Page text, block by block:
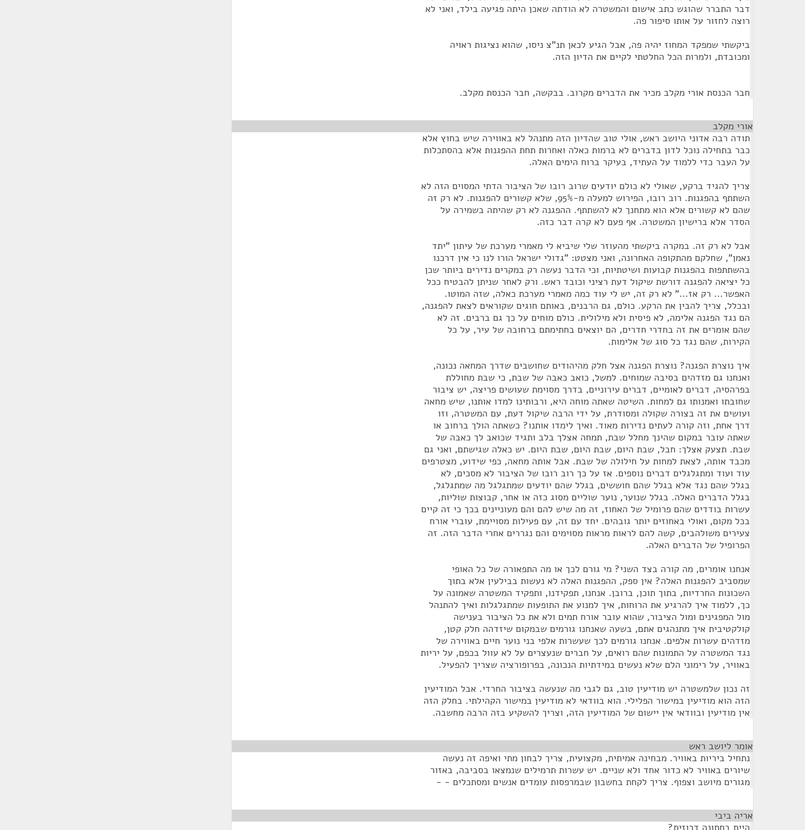
דבר התברר שהוגש כתב אישום והמשטרה לא הודתה שאכן היתה פגיעה בילד, ואני לא
רוצה לחזור על אותו סיפור פה.
ביקשתי שמפקד המחוז יהיה פה, אבל הגיע לכאן תנ"צ ניסו, שהוא נציגות ראויה
ומכובדת, ולמרות הכל החלטתי לקיים את הדיון הזה.
חבר הכנסת אורי מקלב מכיר את הדברים מקרוב. בבקשה, חבר הכנסת מקלב.
אורי מקלב
תודה רבה אדוני היושב ראש, אולי טוב שהדיון הזה מתנהל לא באווירה שיש בחוץ אלא
כבר בתחילה נוכל לדון בדברים לא ברמות כאלה ואחרות תחת ההפגנות אלא בהסתכלות
על העבר כדי ללמוד על העתיד, בעיקר ברוח הימים האלה.
צריך להגיד ברקע, שאולי לא כולם יודעים שרוב רובו של הציבור הדתי המסוים הזה לא
השתתף בהפגנות. רוב רובו, הפירוש למעלה מ-95%, שלא קשורים להפגנות. לא רק זה
שהם לא קשורים אלא הוא מתחנך לא להשתתף. ההפגנה לא רק שהיתה בשמירה על
הסדר אלא ברישיון המשטרה. אף פעם לא קרה דבר כזה.
אבל לא רק זה. במקרה ביקשתי מהעוזר שלי שיביא לי מאמרי מערכת של עיתון "יתד
נאמן", שחלקם מהתקופה האחרונה, ואני מצטט: "גדולי ישראל הורו לנו כי אין דרכנו
בהשתתפות בהפגנות קבועות ושיטתיות, וכי הדבר נעשה רק במקרים נדירים ביותר שכן
כל יציאה להפגנה דורשת שיקול דעת רציני וכובד ראש. ורק לאחר שניתן להבטיח ככל
האפשר... רק אז..." לא רק זה, יש לי עוד כמה מאמרי מערכת כאלה, שזה המוטו.
ובכלל, צריך להבין את הרקע. כולם, גם הרבנים, באותם חוגים שקוראים לצאת להפגנה,
הם נגד הפגנה אלימה, לא פיסית ולא מילולית. כולם מוחים על כך גם ברבים. זה לא
שהם אומרים את זה בחדרי חדרים, הם יוצאים בחתימתם ברחובה של עיר, על כל
הקירות, שהם נגד כל סוג של אלימות.
איך נוצרת הפגנה? נוצרת הפגנה אצל חלק מהיהודים שחושבים שדרך המחאה נכונה,
ואנחנו גם מזדהים בסיבה שמוחים. למשל, כואב כאבה של שבת, כי שבת מחוללת
בפרהסיה, דברים לאומיים, דברים עירוניים, בדרך מסוימת שעושים פריצה, יש ציבור
שחובתו ואמנותו גם למחות. השיטה שאתה מוחה היא, ורבותינו למדו אותנו, שיש מחאה
ועושים את זה בצורה שקולה ומסודרת, על ידי הרבה שיקול דעת, עם המשטרה, וזו
דרך אחת, וזה קורה לעתים נדירות מאוד. ואיך לימדו אותנו? כשאתה הולך ברחוב או
שאתה עובר במקום שהינך מחלל שבת, תמחה אצלך בלב ותגיד שכואב לך כאבה של
שבת. תצעק אצלך: חבל, שבת היום, שבת היום, שבת היום. יש כאלה שגישתם, ואני גם
מכבד אותה, לצאת למחות על חילולה של שבת. אבל אותה מחאה, כפי שידוע, מצטרפים
עוד ועוד ומתגלגלים דברים נוספים. אז על כך רוב רובו של הציבור לא מסכים, לא
בגלל שהם נגד אלא בגלל שהם חוששים, בגלל שהם יודעים שמתגלגל מה שמתגלגל,
בגלל הדברים האלה. בגלל שנוער, נוער שוליים מסוג כזה או אחר, קבוצות שוליות,
עשרות בודדים שהם פרומיל של האחוז, זה מה שיש להם והם מעוניינים בכך כי זה קיים
בכל מקום, ואולי באחוזים יותר גובהים. יחד עם זה, עם פעילות מסויימת, עוברי אורח
צעירים משולהבים, קשה להם לראות מראות מסוימים והם נגררים אחרי הדבר הזה. זה
הפרופיל של הדברים האלה.
אנחנו אומרים, מה קורה בצד השני? מי גורם לכך או מה התפאורה של כל האופי
שמסביב להפגנות האלה? אין ספק, ההפגנות האלה לא נעשות בבילעין אלא בתוך
השכונות החרדיות, בתוך תוכן, ברובן. אנחנו, תפקידנו, ותפקיד המשטרה שאמונה על
כך, ללמוד איך להרגיע את הרוחות, איך למנוע את התופעות שמתגלגלות ואיך להתנהל
מול המפגינים ומול הציבור, שהוא עובר אורח תמים ולא את כל הציבור בענישה
קולקטיבית איך מתנהגים אתם, בשעה שאנחנו גורמים שבמקום שיזדהה חלק קטן,
מזדהים עשרות אלפים. אנחנו גורמים לכך שעשרות אלפי בני נוער חיים באווירה של
נגד המשטרה על התמונות שהם רואים, על חברים שנעצרים על לא עוול בכפם, על יריות
באוויר, על רימוני הלם שלא נעשים במידתיות הנכונה, בפרופורציה שצריך להפעיל.
זה נכון שלמשטרה יש מודיעין טוב, גם לגבי מה שנעשה בציבור החרדי. אבל המודיעין
הזה הוא מודיעין במישור הפלילי. הוא בוודאי לא מודיעין במישור הקהילתי. בחלק הזה
אין מודיעין ובוודאי אין יישום של המודיעין הזה, וצריך להשקיע בזה הרבה מחשבה.
אומר ליושב ראש
נתחיל ביריות באוויר. מבחינה אמיתית, מקצועית, צריך לבחון מתי ואיפה זה נעשה
שיורים באוויר לא כדור אחד ולא שניים. יש עשרות תרמילים שנמצאו בסביבה, באזור
מגורים מיושב וצפוף. צריך לקחת בחשבון שבמרפסות עומדים אנשים ומסתכלים - -
אריה ביבי